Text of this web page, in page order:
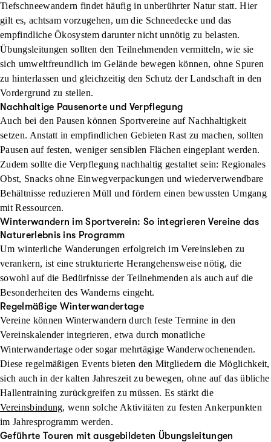
Tiefschneewandern findet häufig in unberührter Natur statt. Hier
gilt es, achtsam vorzugehen, um die Schneedecke und das
empfindliche Ökosystem darunter nicht unnötig zu belasten.
Übungsleitungen sollten den Teilnehmenden vermitteln, wie sie
sich umweltfreundlich im Gelände bewegen können, ohne Spuren
zu hinterlassen und gleichzeitig den Schutz der Landschaft in den
Vordergrund zu stellen.
Nachhaltige Pausenorte und Verpflegung
Auch bei den Pausen können Sportvereine auf Nachhaltigkeit
setzen. Anstatt in empfindlichen Gebieten Rast zu machen, sollten
Pausen auf festen, weniger sensiblen Flächen eingeplant werden.
Zudem sollte die Verpflegung nachhaltig gestaltet sein: Regionales
Obst, Snacks ohne Einwegverpackungen und wiederverwendbare
Behältnisse reduzieren Müll und fördern einen bewussten Umgang
mit Ressourcen.
Winterwandern im Sportverein: So integrieren Vereine das
Naturerlebnis ins Programm
Um winterliche Wanderungen erfolgreich im Vereinsleben zu
verankern, ist eine strukturierte Herangehensweise nötig, die
sowohl auf die Bedürfnisse der Teilnehmenden als auch auf die
Besonderheiten des Wanderns eingeht.
Regelmäßige Winterwandertage
Vereine können Winterwandern durch feste Termine in den
Vereinskalender integrieren, etwa durch monatliche
Winterwandertage oder sogar mehrtägige Wanderwochenenden.
Diese regelmäßigen Events bieten den Mitgliedern die Möglichkeit,
sich auch in der kalten Jahreszeit zu bewegen, ohne auf das übliche
Hallentraining zurückgreifen zu müssen. Es stärkt die
Vereinsbindung, wenn solche Aktivitäten zu festen Ankerpunkten
im Jahresprogramm werden.
Geführte Touren mit ausgebildeten Übungsleitungen